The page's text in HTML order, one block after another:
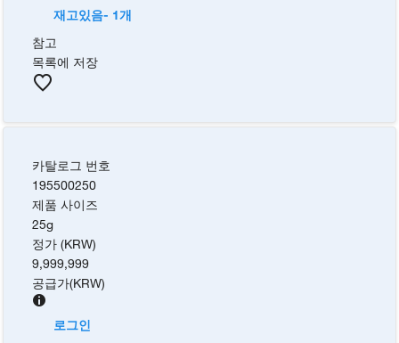
재고있음- 1개
참고
목록에 저장
카탈로그 번호
195500250
제품 사이즈
25g
정가 (KRW)
9,999,999
공급가(KRW)
로그인